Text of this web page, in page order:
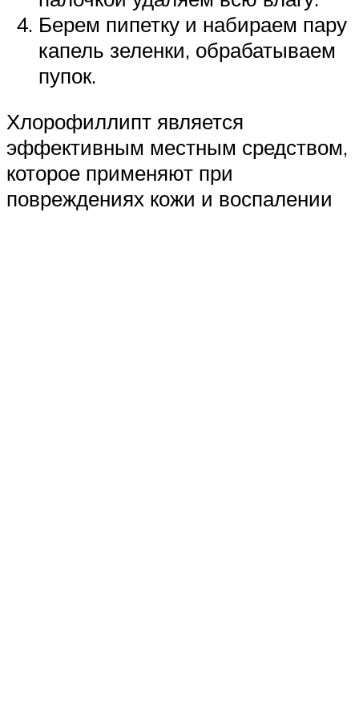
Берем пипетку и набираем пару
капель зеленки, обрабатываем
пупок.
Хлорофиллипт является
эффективным местным средством,
которое применяют при
повреждениях кожи и воспалении